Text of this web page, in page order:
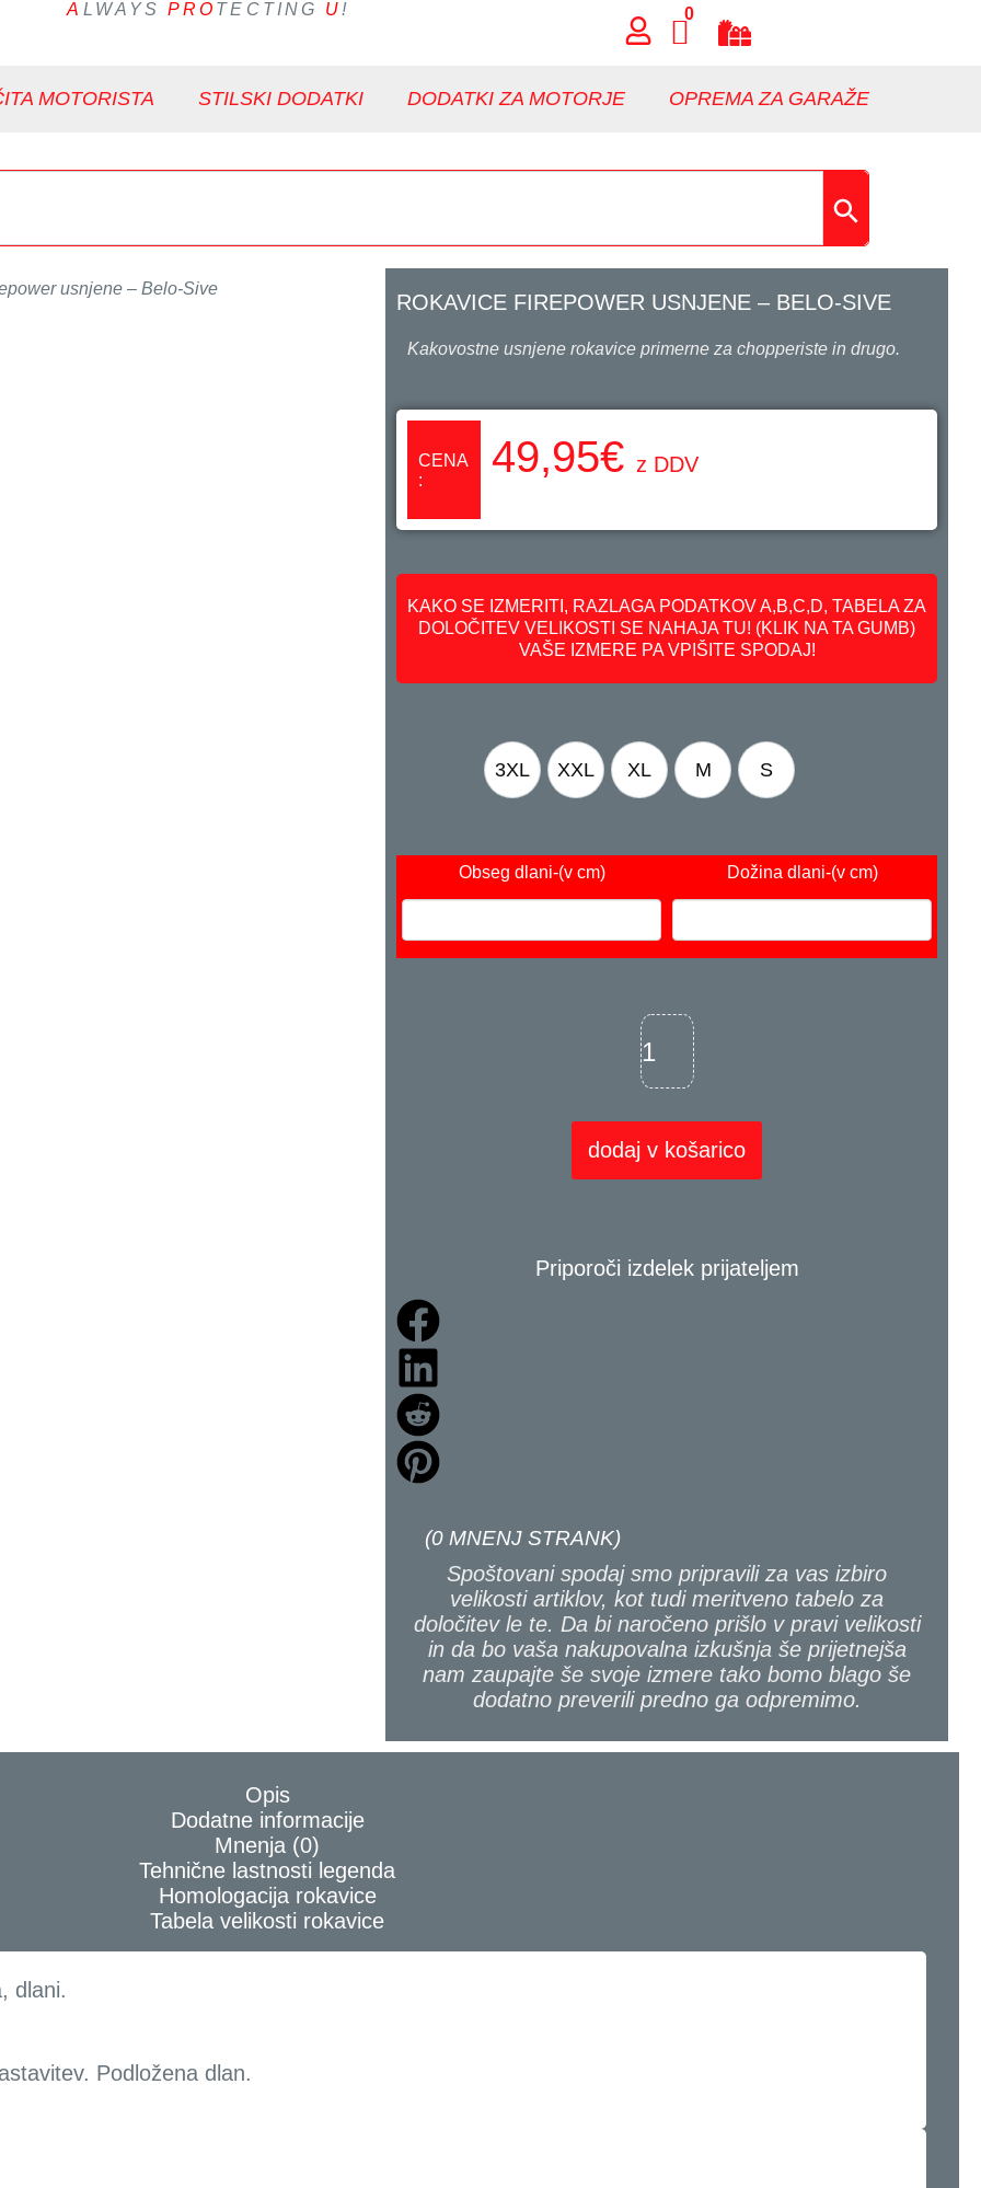
A LWAYSPRO TECTING U! 0
MOTORISTA STILSKI DODATKI DODATKI ZA MOTORJE OPREMA ZA GARAŽE
usnjene – Belo-Sive
ROKAVICE FIREPOWER USNJENE – BELO-SIVE
Kakovostne usnjene rokavice primerne za chopperiste in drugo.
CENA
:
49,95€ z DDV
KAKO SE IZMERITI, RAZLAGA PODATKOV A,B,C,D, TABELA ZA
DOLOČITEV VELIKOSTI SE NAHAJA TU! (KLIK NA TA GUMB)
VAŠE IZMERE PA VPIŠITE SPODAJ!
3XL XXL XL M S
Obseg dlani-(v cm) Dožina dlani-(v cm)
dodaj v košarico
Priporoči izdelek prijateljem
(0 MNENJ STRANK)
Spoštovani spodaj smo pripravili za vas izbiro
velikosti artiklov, kot tudi meritveno tabelo za
določitev le te. Da bi naročeno prišlo v pravi velikosti
in da bo vaša nakupovalna izkušnja še prijetnejša
nam zaupajte še svoje izmere tako bomo blago še
dodatno preverili predno ga odpremimo.
Opis
Dodatne informacije
Mnenja (0)
Tehnične lastnosti legenda
Homologacija rokavice
Tabela velikosti rokavice
dlani.
Podložena dlan.